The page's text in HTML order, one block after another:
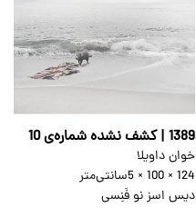
1389 | کشف نشده شماره‌ی 10
خوان داویلا
124 × 100 × 5
سانتی‌متر
دیس اسز نو فَنِسی